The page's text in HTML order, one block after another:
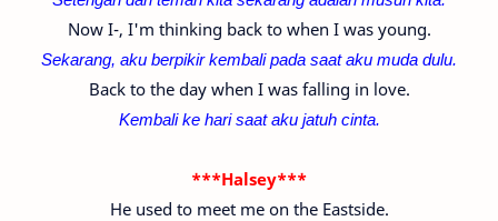
Now I-, I'm thinking back to when I was young.
Sekarang, aku berpikir kembali pada saat aku muda dulu.
Back to the day when I was falling in love.
Kembali ke hari saat aku jatuh cinta.
***Halsey***
He used to meet me on the Eastside.